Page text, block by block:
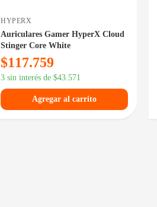
HYPERX
Auriculares Gamer HyperX Cloud
Stinger Core White
$117.759
3 sin interés de $43.571
Agregar al carrito